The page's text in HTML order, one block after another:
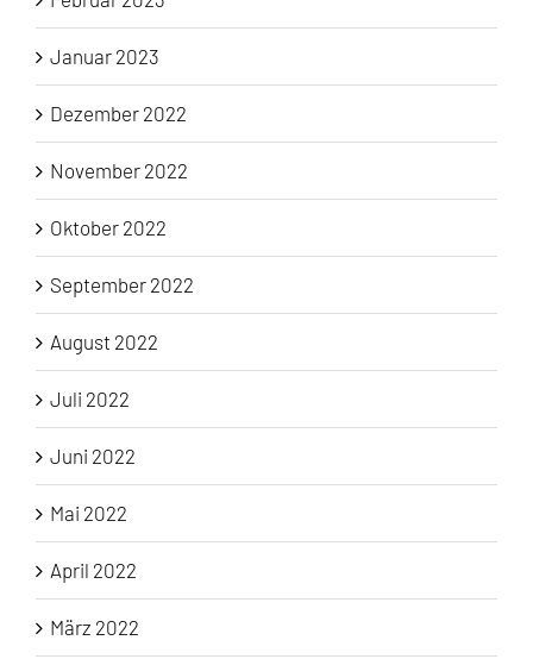
Januar 2023
Dezember 2022
November 2022
Oktober 2022
September 2022
August 2022
Juli 2022
Juni 2022
Mai 2022
April 2022
März 2022